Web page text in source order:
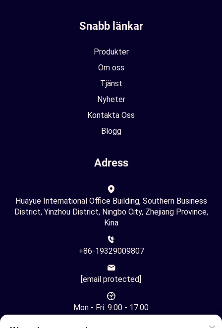
Snabb länkar
Produkter
Om oss
Tjänst
Nyheter
Kontakta Oss
Blogg
Adress
Huayue International Office Building, Southern Business
District, Yinzhou District, Ningbo City, Zhejiang Province,
Kina
+86-19329009807
[email protected]
Mon - Fri: 9:00 - 17:00